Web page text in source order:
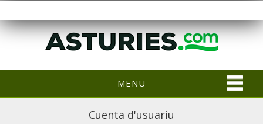
MENU
Cuenta d'usuariu